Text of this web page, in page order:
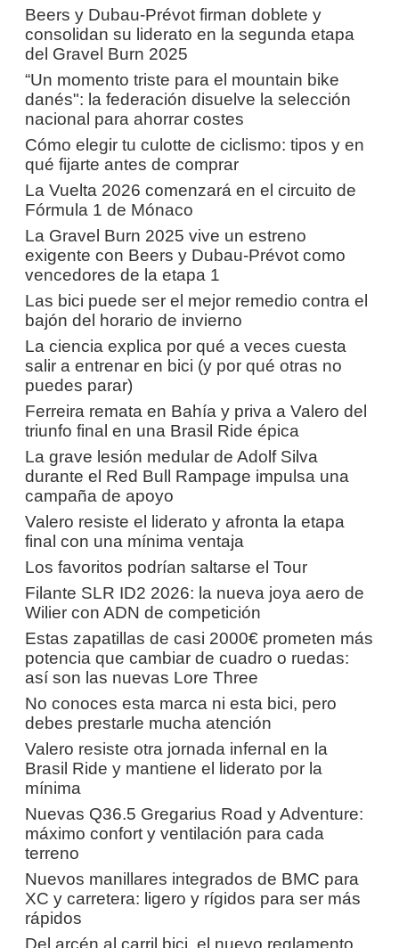
Beers y Dubau-Prévot firman doblete y
consolidan su liderato en la segunda etapa
del Gravel Burn 2025
“Un momento triste para el mountain bike
danés": la federación disuelve la selección
nacional para ahorrar costes
Cómo elegir tu culotte de ciclismo: tipos y en
qué fijarte antes de comprar
La Vuelta 2026 comenzará en el circuito de
Fórmula 1 de Mónaco
La Gravel Burn 2025 vive un estreno
exigente con Beers y Dubau-Prévot como
vencedores de la etapa 1
Las bici puede ser el mejor remedio contra el
bajón del horario de invierno
La ciencia explica por qué a veces cuesta
salir a entrenar en bici (y por qué otras no
puedes parar)
Ferreira remata en Bahía y priva a Valero del
triunfo final en una Brasil Ride épica
La grave lesión medular de Adolf Silva
durante el Red Bull Rampage impulsa una
campaña de apoyo
Valero resiste el liderato y afronta la etapa
final con una mínima ventaja
Los favoritos podrían saltarse el Tour
Filante SLR ID2 2026: la nueva joya aero de
Wilier con ADN de competición
Estas zapatillas de casi 2000€ prometen más
potencia que cambiar de cuadro o ruedas:
así son las nuevas Lore Three
No conoces esta marca ni esta bici, pero
debes prestarle mucha atención
Valero resiste otra jornada infernal en la
Brasil Ride y mantiene el liderato por la
mínima
Nuevas Q36.5 Gregarius Road y Adventure:
máximo confort y ventilación para cada
terreno
Nuevos manillares integrados de BMC para
XC y carretera: ligero y rígidos para ser más
rápidos